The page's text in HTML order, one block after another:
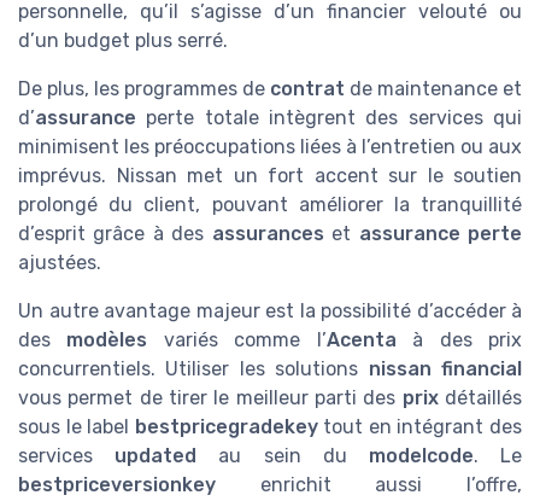
personnelle, qu’il s’agisse d’un financier velouté ou
d’un budget plus serré.
De plus, les programmes de contrat de maintenance et
d’assurance perte totale intègrent des services qui
minimisent les préoccupations liées à l’entretien ou aux
imprévus. Nissan met un fort accent sur le soutien
prolongé du client, pouvant améliorer la tranquillité
d’esprit grâce à des assurances et assurance perte
ajustées.
Un autre avantage majeur est la possibilité d’accéder à
des modèles variés comme l’Acenta à des prix
concurrentiels. Utiliser les solutions nissan financial
vous permet de tirer le meilleur parti des prixdétaillés
sous le label
bestpricegradekeytout en intégrant des
services updated au sein du modelcode. Le
bestpriceversionkey enrichit aussi l’offre,